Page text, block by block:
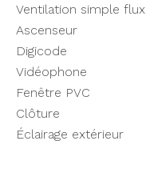
Ventilation simple flux
Ascenseur
Digicode
Vidéophone
Fenêtre PVC
Clôture
Éclairage extérieur